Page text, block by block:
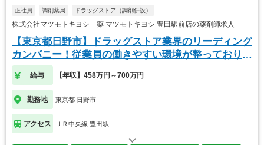
正社員 調剤薬局 ドラッグストア（調剤併設）
株式会社マツモトキヨシ 薬 マツモトキヨシ 豊田駅前店の薬剤師求人
【東京都日野市】ドラッグストア業界のリーディング
カンパニー！従業員の働きやすい環境が整っておりま
す！
給与 【年収】458万円～700万円
勤務地 東京都 日野市
アクセス ＪＲ中央線 豊田駅